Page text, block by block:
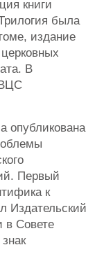
книги
была
издание
В
опубликована
Первый
к
Издательский
в Совете